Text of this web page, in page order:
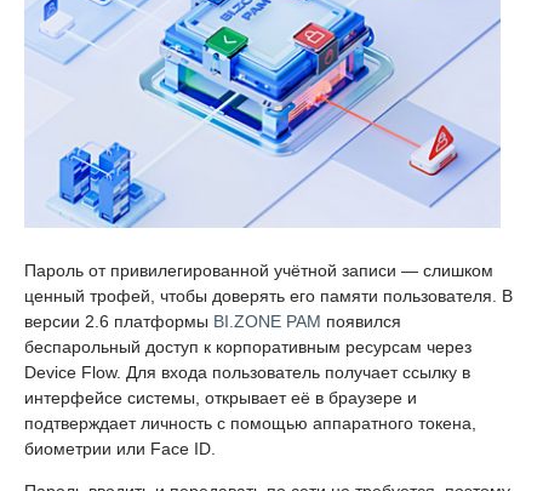
Пароль от привилегированной учётной записи — слишком
ценный трофей, чтобы доверять его памяти пользователя. В
версии 2.6 платформы BI.ZONE PAM появился
беспарольный доступ к корпоративным ресурсам через
Device Flow. Для входа пользователь получает ссылку в
интерфейсе системы, открывает её в браузере и
подтверждает личность с помощью аппаратного токена,
биометрии или Face ID.